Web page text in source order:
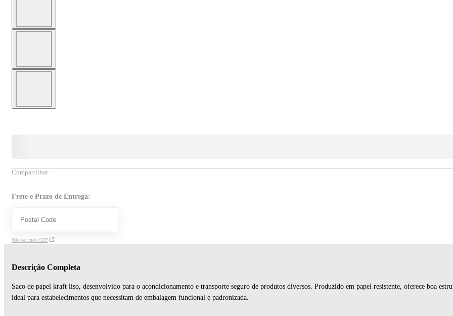
Compartilhar
Frete e Prazo de Entrega:
Não sei meu CEP
Descrição Completa
Saco de papel kraft liso, desenvolvido para o acondicionamento e transporte seguro de produtos diversos. Produzido em papel resistente, oferece boa
ideal para estabelecimentos que necessitam de embalagem funcional e padronizada.